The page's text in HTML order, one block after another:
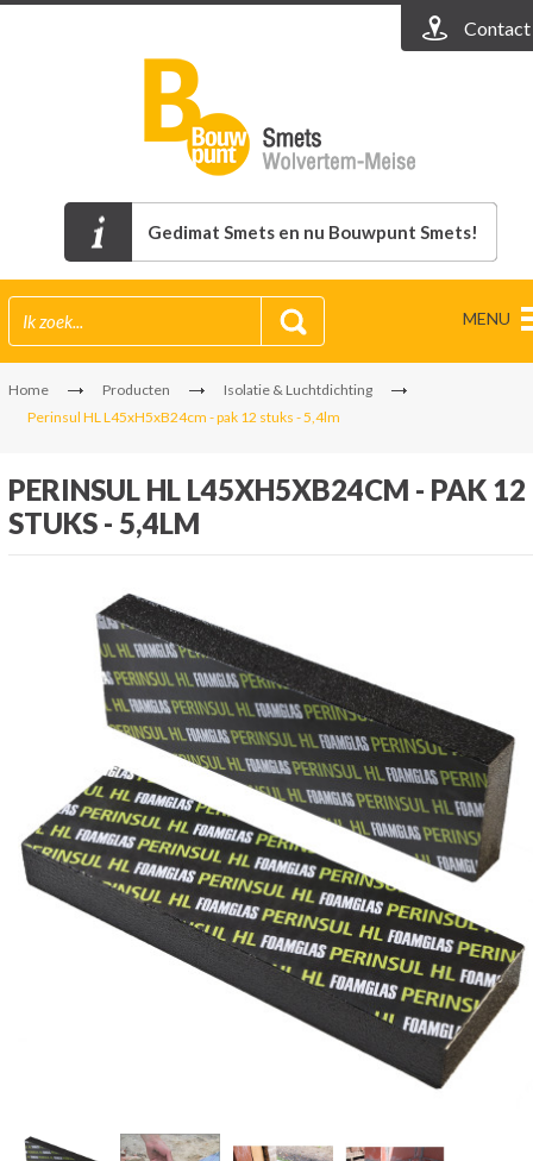
Contact
Gedimat Smets en nu Bouwpunt Smets!
MENU
Home Producten
Isolatie & Luchtdichting
Perinsul HL L45xH5xB24cm - pak 12 stuks - 5,4lm
PERINSUL HL L45XH5XB24CM - PAK 12
STUKS - 5,4LM